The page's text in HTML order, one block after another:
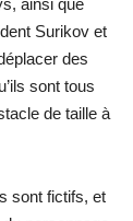
ainsi que
Surikov et
des
sont tous
de taille à
sont fictifs, et